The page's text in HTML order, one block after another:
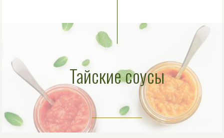
Тайские соусы